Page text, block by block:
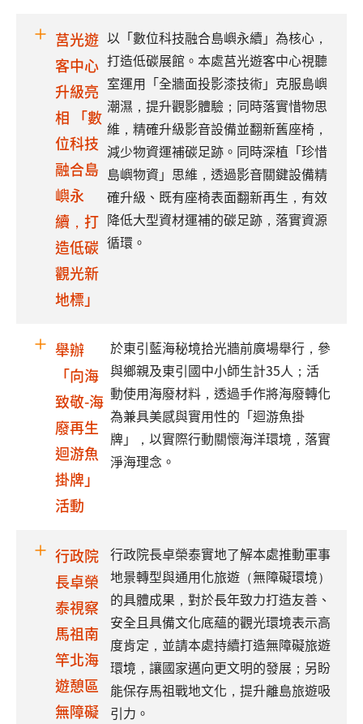
莒光遊
客中心
升級亮
相 「數
位科技
融合島
嶼永
續，打
造低碳
觀光新
地標」
以「數位科技融合島嶼永續」為核心，
打造低碳展館。本處莒光遊客中心視聽
室運用「全牆面投影漆技術」克服島嶼
潮濕，提升觀影體驗；同時落實惜物思
維，精確升級影音設備並翻新舊座椅，
減少物資運補碳足跡。同時深植「珍惜
島嶼物資」思維，透過影音關鍵設備精
確升級、既有座椅表面翻新再生，有效
降低大型資材運補的碳足跡，落實資源
循環。
舉辦
「向海
致敬-海
廢再生
迴游魚
掛牌」
活動
於東引藍海秘境拾光牆前廣場舉行，參
與鄉親及東引國中小師生計35人；活
動使用海廢材料，透過手作將海廢轉化
為兼具美感與實用性的「迴游魚掛
牌」，以實際行動關懷海洋環境，落實
淨海理念。
行政院
長卓榮
泰視察
馬祖南
竿北海
遊憩區
無障礙
行政院長卓榮泰實地了解本處推動軍事
地景轉型與通用化旅遊（無障礙環境）
的具體成果，對於長年致力打造友善、
安全且具備文化底蘊的觀光環境表示高
度肯定，並請本處持續打造無障礙旅遊
環境，讓國家邁向更文明的發展；另盼
能保存馬祖戰地文化，提升離島旅遊吸
引力。